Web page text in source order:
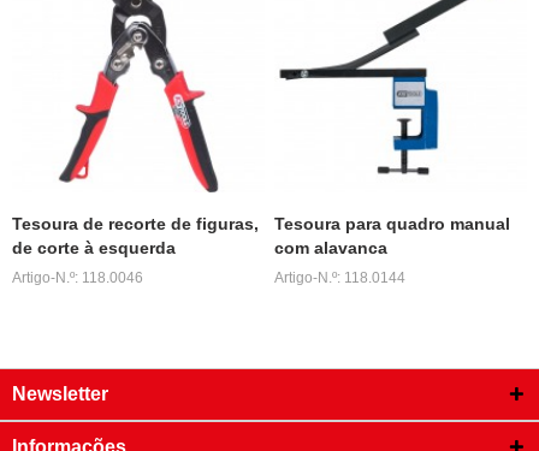
Tesoura de recorte de figuras,
de corte à esquerda
Artigo-N.º: 118.0046
Tesoura para quadro manual
com alavanca
Artigo-N.º: 118.0144
Newsletter
Informações